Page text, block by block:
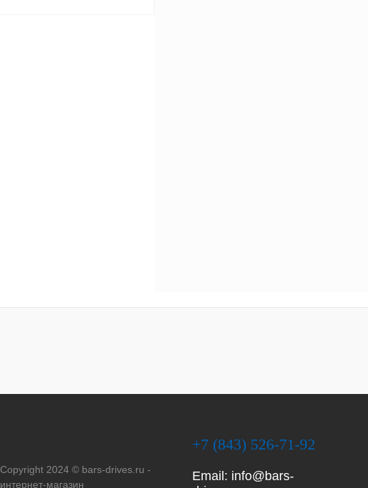
Copyright 2024 © bars-drives.ru -
интернет-магазин
+7 (843) 526-71-92
Email: info@bars-